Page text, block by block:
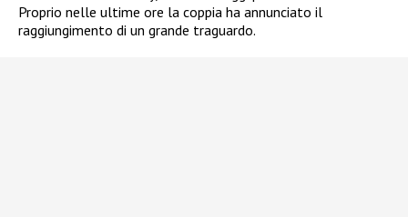
Proprio nelle ultime ore la coppia ha annunciato il
raggiungimento di un grande traguardo.